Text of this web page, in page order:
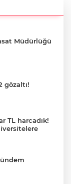
Müdürlüğü
gözaltı!
TL harcadık!